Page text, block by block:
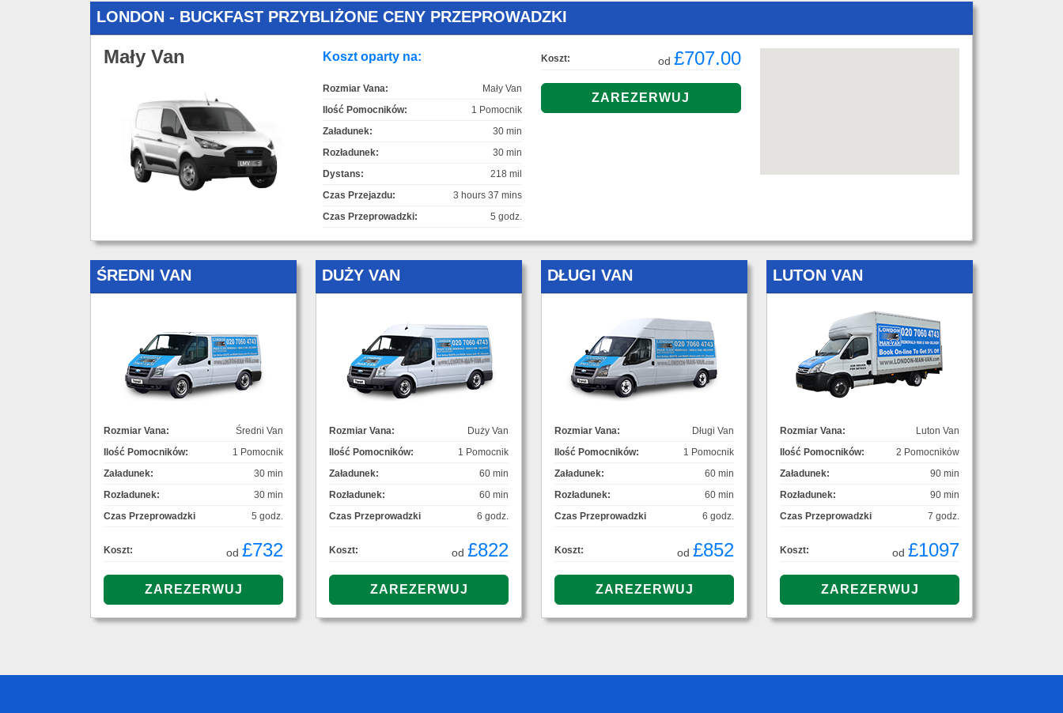
LONDON - BUCKFAST PRZYBLIŻONE CENY PRZEPROWADZKI
Mały Van Koszt oparty na:
Rozmiar Vana:
Mały Van
Ilość Pomocników:
1 Pomocnik
Załadunek:
30 min
Rozładunek:
30 min
Dystans:
218 mil
Czas Przejazdu:
3 hours 37 mins
Czas Przeprowadzki:
5 godz.
Koszt: od £707.00
ŚREDNI VAN
Rozmiar Vana:
Średni Van
Ilość Pomocników:
1 Pomocnik
Załadunek:
30 min
Rozładunek:
30 min
Czas Przeprowadzki
5 godz.
Koszt: od £732
DUŻY VAN
Rozmiar Vana:
Duży Van
Ilość Pomocników:
1 Pomocnik
Załadunek:
60 min
Rozładunek:
60 min
Czas Przeprowadzki
6 godz.
Koszt: od £822
DŁUGI VAN
Rozmiar Vana:
Długi Van
Ilość Pomocników:
1 Pomocnik
Załadunek:
60 min
Rozładunek:
60 min
Czas Przeprowadzki
6 godz.
Koszt: od £852
LUTON VAN
Rozmiar Vana:
Luton Van
Ilość Pomocników:
2 Pomocników
Załadunek:
90 min
Rozładunek:
90 min
Czas Przeprowadzki
7 godz.
Koszt: od £1097